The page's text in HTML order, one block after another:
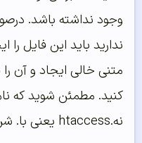
وجود نداشته باشد.
ندارید باید این فایل
نه.htaccess یعنی با. شروع شود!